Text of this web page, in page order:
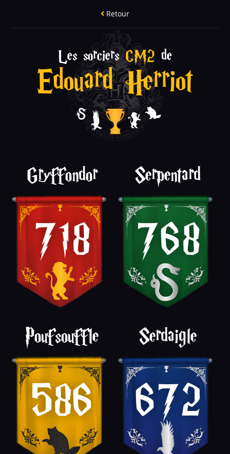
Retour
Les sorciersCM2 de
Edouard Herriot
Gryffondor
718
Serpentard
768
Poufsouffle
586
Serdaigle
672